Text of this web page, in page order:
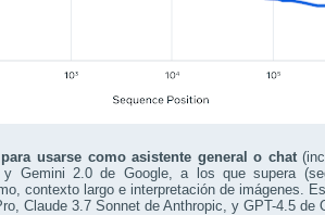
usarse como asistente general o chat
y Gemini 2.0 de Google, a los que supera
contexto largo e interpretación de imágenes.
Claude 3.7 Sonnet de Anthropic, y GPT-4.5 de